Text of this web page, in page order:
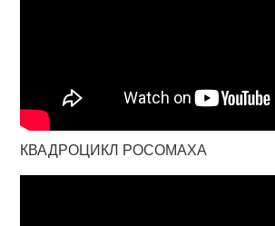
КВАДРОЦИКЛ РОСОМАХА